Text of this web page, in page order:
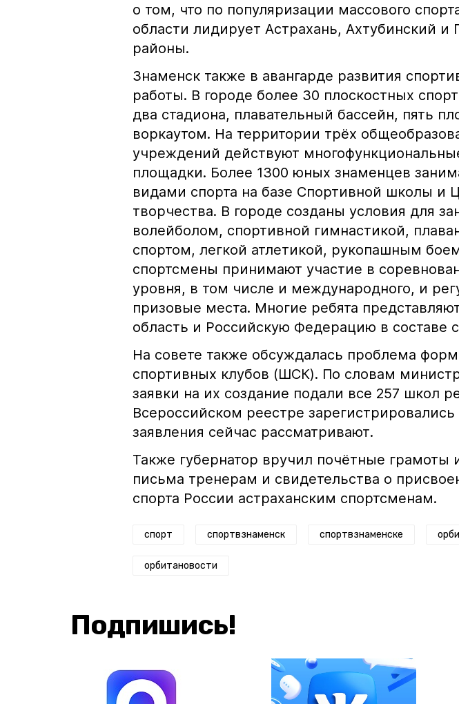
о том, что по популяризации массового
области лидирует Астрахань, Ахтубинский и
районы.
Знаменск также в авангарде развития
работы. В городе более 30 плоскостных
два стадиона, плавательный бассейн, пять
воркаутом. На территории трёх
учреждений действуют
площадки. Более 1300 юных знаменцев
видами спорта на базе Спортивной школы и
творчества. В городе созданы условия для
волейболом, спортивной гимнастикой,
спортом, легкой атлетикой, рукопашным
спортсмены принимают участие в
уровня, в том числе и международного, и
призовые места. Многие ребята
область и Российскую Федерацию в составе
На совете также обсуждалась проблема
спортивных клубов (ШСК). По словам
заявки на их создание подали все 257 школ
Всероссийском реестре зарегистрировались
заявления сейчас рассматривают.
Также губернатор вручил почётные грамоты
письма тренерам и свидетельства о
спорта России астраханским спортсменам.
спорт спортвзнаменск спортвзнаменске
орбитановости
Подпишись!